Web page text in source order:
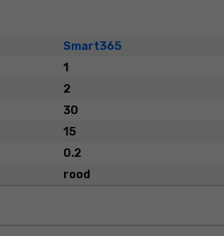
Smart365
1
2
30
15
0.2
rood